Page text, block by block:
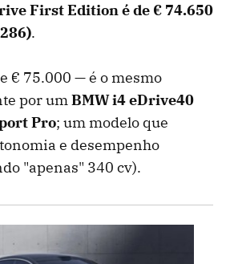
First Edition é de € 74.650
.
€ 75.000 — é o mesmo
por umBMW i4 eDrive40
Pro; um modelo que
e desempenho
"apenas" 340 cv).